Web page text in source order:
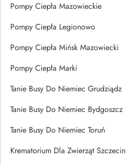
Pompy Ciepła Mazowieckie
Pompy Ciepła Legionowo
Pompy Ciepła Mińsk Mazowiecki
Pompy Ciepła Marki
Tanie Busy Do Niemiec Grudziądz
Tanie Busy Do Niemiec Bydgoszcz
Tanie Busy Do Niemiec Toruń
Krematorium Dla Zwierząt Szczecin